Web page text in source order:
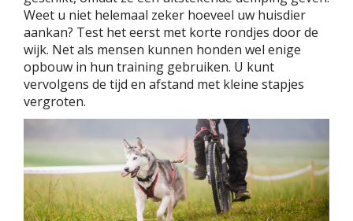
Weet u niet helemaal zeker hoeveel uw huisdier
aankan? Test het eerst met korte rondjes door de
wijk. Net als mensen kunnen honden wel enige
opbouw in hun training gebruiken. U kunt
vervolgens de tijd en afstand met kleine stapjes
vergroten.